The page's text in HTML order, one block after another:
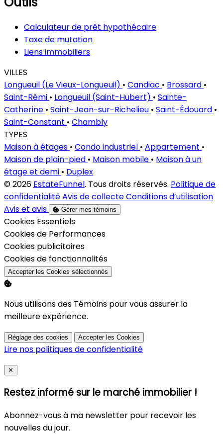
Calculateur de prêt hypothécaire
Taxe de mutation
Liens immobiliers
VILLES
Longueuil (Le Vieux-Longueuil) • Candiac • Brossard •
Saint-Rémi • Longueuil (Saint-Hubert) • Sainte-
Catherine • Saint-Jean-sur-Richelieu • Saint-Édouard •
Saint-Constant • Chambly
TYPES
Maison à étages • Condo industriel • Appartement •
Maison de plain-pied • Maison mobile • Maison à un
étage et demi • Duplex
© 2026 EstateFunnel. Tous droits réservés. Politique de
confidentialitéAvis de collecteConditions d’utilisation
Avis et avis
Gérer mes témoins
Activer
Cookies Essentiels
Activer
Cookies de Performances
Activer
Cookies publicitaires
Activer
Cookies de fonctionnalités
Accepter les Cookies sélectionnés
Nous utilisons des Témoins pour vous assurer la
meilleure expérience.
Réglage des cookies Accepter les Cookies
Lire nos politiques de confidentialité
Close
✕
Restez informé sur le marché immobilier !
Abonnez-vous à ma newsletter pour recevoir les
nouvelles du jour.